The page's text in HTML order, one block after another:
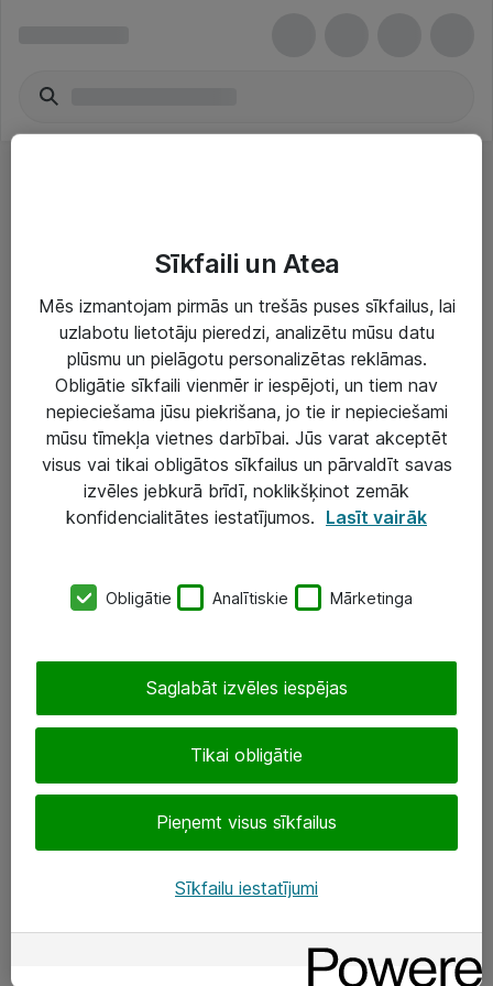
Risinājumi & Pakalpojumi
IT serviss un atbalsts
IT infrastruktūra
Darba vietu IT risinājumi
SIA „ATEA”
+(371) 67 81 90 50
eShop@atea.lv
Sekojiet mums
Sīkfaili un Atea
Mēs izmantojam pirmās un trešās puses sīkfailus, lai
uzlabotu lietotāju pieredzi, analizētu mūsu datu
plūsmu un pielāgotu personalizētas reklāmas.
Obligātie sīkfaili vienmēr ir iespējoti, un tiem nav
nepieciešama jūsu piekrišana, jo tie ir nepieciešami
mūsu tīmekļa vietnes darbībai. Jūs varat akceptēt
visus vai tikai obligātos sīkfailus un pārvaldīt savas
izvēles jebkurā brīdī, noklikšķinot zemāk
konfidencialitātes iestatījumos. Lasīt vairāk
Obligātie Analītiskie Mārketinga
Tikai obligātie
Pieņemt visus sīkfailus
Saglabāt izvēles iespējas
Sīkfailu iestatījumi